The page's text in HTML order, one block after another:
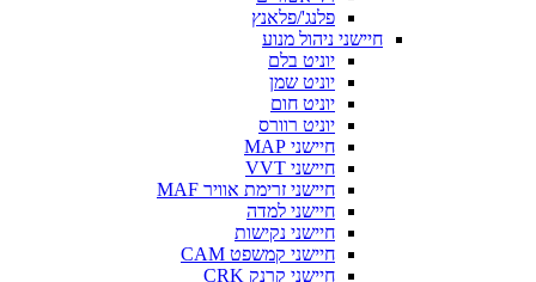
פלנג'/פלאנץ
חיישני ניהול מנוע
יוניט בלם
יוניט שמן
יוניט חום
יוניט רוורס
חיישני MAP
חיישני VVT
חיישני זרימת אוויר MAF
חיישני למדה
חיישני נקישות
חיישני קמשפט CAM
חיישני קרנק CRK